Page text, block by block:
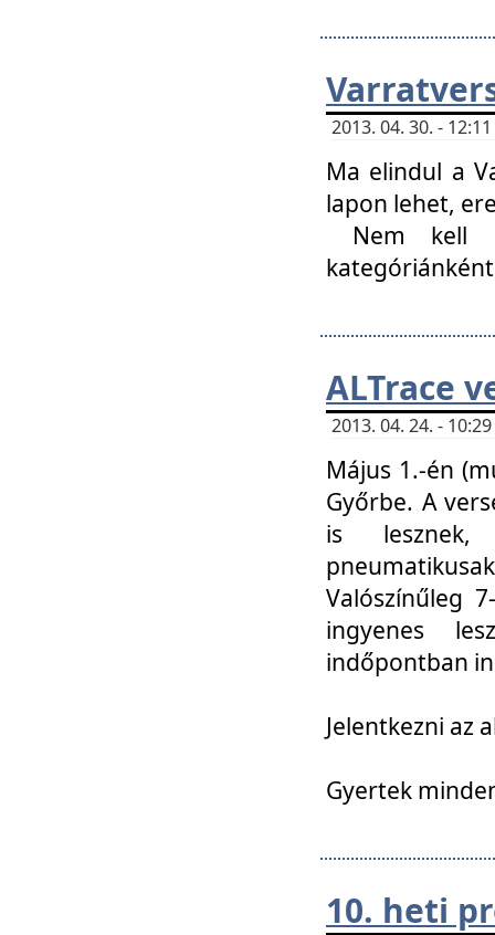
2013. 04. 30. -
Ma elindul a
lapon lehet,
Nem kell
ALTrace
2013. 04. 24. -
Május 1.-én
Győrbe. A
is lesznek,
Valószínűleg
ingyenes
indőpontban
Jelentkezni az
Gyertek
10. heti